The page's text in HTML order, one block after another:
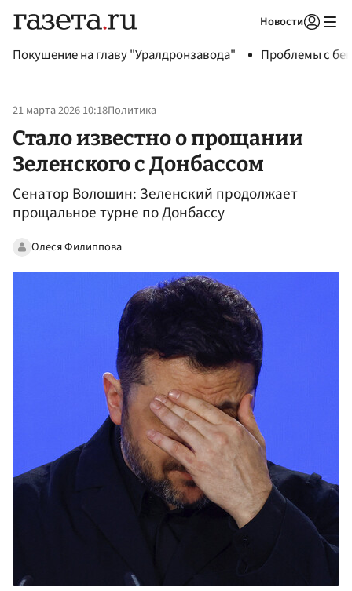
Новости
Покушение на главу "Уралдронзавода" Проблемы с
21 марта 2026 10:18Политика
Стало известно о прощании
Зеленского с Донбассом
Сенатор Волошин: Зеленский продолжает
прощальное турне по Донбассу
Олеся Филиппова